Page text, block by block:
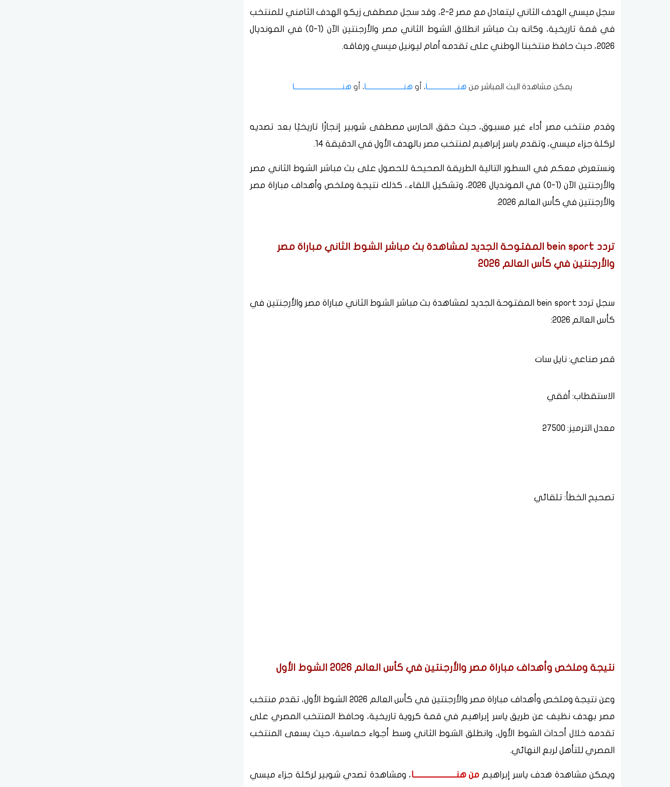
سجل ميسي الهدف الثاني ليتعادل مع مصر 2-2، وقد سجل مصطفى زيكو الهدف الثامني للمنتخب
في قمة تاريخية، وكانه بث مباشر انطلاق الشوط الثاني مصر والأرجنتين الآن (1-0) في المونديال
2026، حيث حافظ منتخبنا الوطني على تقدمه أمام ليونيل ميسي ورفاقه.
يمكن مشاهدة البث المباشر من هنــــــــــــــــــــا، أو هنـــــــــــــــــــــــــا، أو هنــــــــــــــــــــــــــــــــا
وقدم منتخب مصر أداء غير مسبوق، حيث حقق الحارس مصطفى شوبير إنجازًا تاريخيًا بعد تصديه
لركلة جزاء ميسي، وتقدم ياسر إبراهيم لمنتخب مصر بالهدف الأول في الدقيقة 14.
ونستعرض معكم في السطور التالية الطريقة الصحيحة للحصول على بث مباشر الشوط الثاني مصر
والأرجنتين الآن (1-0) في المونديال 2026، وتشكيل اللقاء.، كذلك نتيجة وملخص وأهداف مباراة مصر
والأرجنتين في كأس العالم 2026.
تردد bein sport المفتوحة الجديد لمشاهدة بث مباشر الشوط الثاني مباراة مصر
والأرجنتين في كأس العالم 2026
سجل تردد bein sport المفتوحة الجديد لمشاهدة بث مباشر الشوط الثاني مباراة مصر والأرجنتين في
كأس العالم 2026:
قمر صناعي: نايل سات
الاستقطاب: أفقي
معدل الترميز: 27500
تصحيح الخطأ: تلقائي
نتيجة وملخص وأهداف مباراة مصر والأرجنتين في كأس العالم 2026 الشوط الأول
وعن نتيجة وملخص وأهداف مباراة مصر والأرجنتين في كأس العالم 2026 الشوط الأول، تقدم منتخب
مصر بهدف نظيف عن طريق ياسر إبراهيم في قمة كروية تاريخية، وحافظ المنتخب المصري على
تقدمه خلال أحداث الشوط الأول، وانطلق الشوط الثاني وسط أجواء حماسية، حيث يسعى المنتخب
المصري للتأهل لربع النهائي.
ويمكن مشاهدة هدف ياسر إبراهيم من هنـــــــــــــــــــــا، ومشاهدة تصدي شوبير لركلة جزاء ميسي